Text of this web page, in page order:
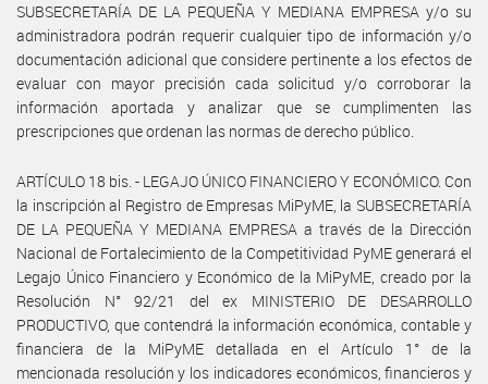
SUBSECRETARÍA DE LA PEQUEÑA Y MEDIANA EMPRESA y/o su
administradora podrán requerir cualquier tipo de información y/o
documentación adicional que considere pertinente a los efectos de
evaluar con mayor precisión cada solicitud y/o corroborar la
información aportada y analizar que se cumplimenten las
prescripciones que ordenan las normas de derecho público.
ARTÍCULO 18 bis. - LEGAJO ÚNICO FINANCIERO Y ECONÓMICO. Con
la inscripción al Registro de Empresas MiPyME, la SUBSECRETARÍA
DE LA PEQUEÑA Y MEDIANA EMPRESA a través de la Dirección
Nacional de Fortalecimiento de la Competitividad PyME generará el
Legajo Único Financiero y Económico de la MiPyME, creado por la
Resolución N° 92/21 del ex MINISTERIO DE DESARROLLO
PRODUCTIVO, que contendrá la información económica, contable y
financiera de la MiPyME detallada en el Artículo 1° de la
mencionada resolución y los indicadores económicos, financieros y